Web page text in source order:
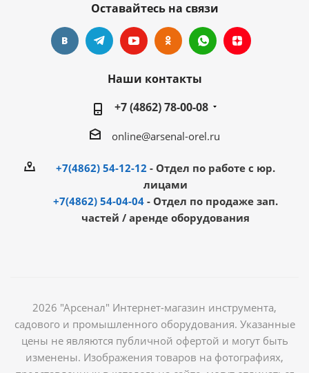
Оставайтесь на связи
Наши контакты
+7 (4862) 78-00-08
online@arsenal-orel.ru
+7(4862) 54-12-12 - Отдел по работе с юр.
лицами
+7(4862) 54-04-04 - Отдел по продаже зап.
частей / аренде оборудования
2026 "Арсенал" Интернет-магазин инструмента,
садового и промышленного оборудования. Указанные
цены не являются публичной офертой и могут быть
изменены. Изображения товаров на фотографиях,